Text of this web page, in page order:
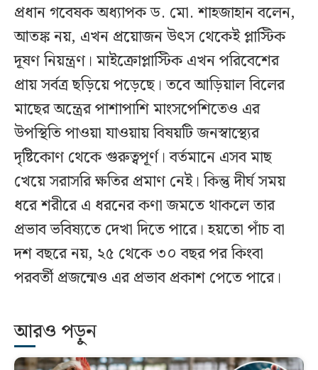
প্রধান গবেষক অধ্যাপক ড. মো. শাহজাহান বলেন,
আতঙ্ক নয়, এখন প্রয়োজন উৎস থেকেই প্লাস্টিক
দূষণ নিয়ন্ত্রণ। মাইক্রোপ্লাস্টিক এখন পরিবেশের
প্রায় সর্বত্র ছড়িয়ে পড়েছে। তবে আড়িয়াল বিলের
মাছের অন্ত্রের পাশাপাশি মাংসপেশিতেও এর
উপস্থিতি পাওয়া যাওয়ায় বিষয়টি জনস্বাস্থ্যের
দৃষ্টিকোণ থেকে গুরুত্বপূর্ণ। বর্তমানে এসব মাছ
খেয়ে সরাসরি ক্ষতির প্রমাণ নেই। কিন্তু দীর্ঘ সময়
ধরে শরীরে এ ধরনের কণা জমতে থাকলে তার
প্রভাব ভবিষ্যতে দেখা দিতে পারে। হয়তো পাঁচ বা
দশ বছরে নয়, ২৫ থেকে ৩০ বছর পর কিংবা
পরবর্তী প্রজন্মেও এর প্রভাব প্রকাশ পেতে পারে।
আরও পড়ুন